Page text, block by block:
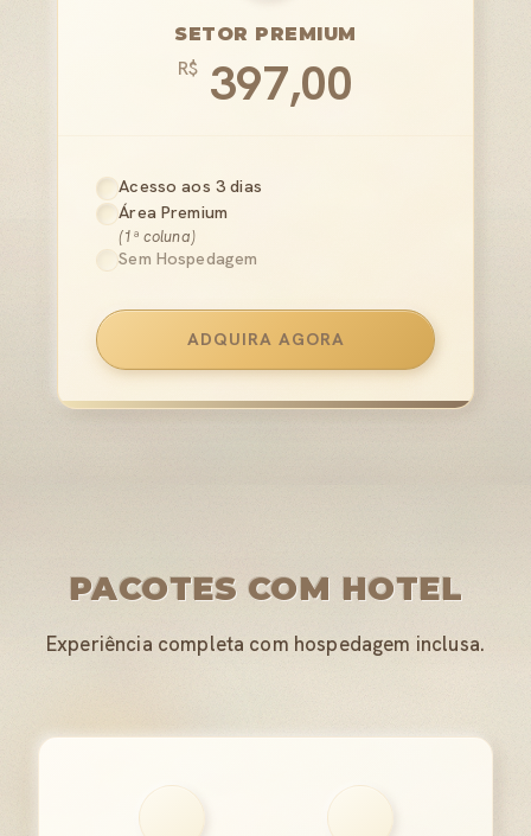
SETOR PREMIUM
R$ 397,00
Acesso aos 3 dias
Área Premium
(1ª coluna)
Sem Hospedagem
ADQUIRA AGORA
PACOTES COM HOTEL
Experiência completa com hospedagem inclusa.